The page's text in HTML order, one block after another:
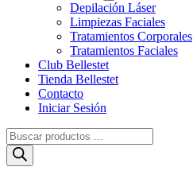
Depilación Láser
Limpiezas Faciales
Tratamientos Corporales
Tratamientos Faciales
Club Bellestet
Tienda Bellestet
Contacto
Iniciar Sesión
Búsqueda
de
productos